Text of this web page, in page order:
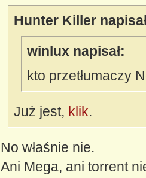
Hunter Killer
winlux napisał:
kto przetłumaczy
Już jest, klik.
No właśnie nie.
Ani Mega, ani torrent